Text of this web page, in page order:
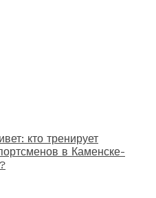
кто тренирует
в Каменске-